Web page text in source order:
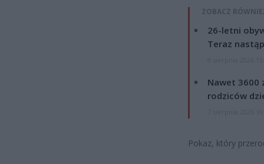
ZOBACZ
26-letni
Teraz
Nawet 3600
rodziców
Pokaz, który